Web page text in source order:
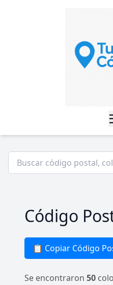
Código
📋 Copiar Código
Se encontraron 50